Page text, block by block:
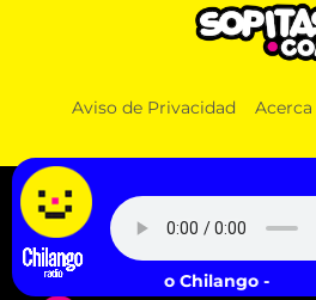
Aviso de Privacidad
© 2026 SOPITAS.COM - MÚSICA, NOTICIAS,
MÁS!.
Escucha Radio Chilango -